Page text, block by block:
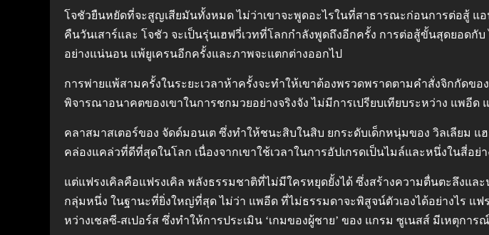
โจชัวยืนหยัดที่จะสูญเสียมันทั้งหมด ไม่ว่าเขาจะพูดอะไรในที่สาธารณะก่อนการต่อสู้
คืนวันเสาร์และ โจชัว จะเป็นรุ่นเฮฟวี่เวทที่โลกกำลังพูดถึงอีกครั้ง การต่อสู้ขั้นสุดยอด
อย่างแน่นอน แพ้ยูเครนอีกครั้งและภาพจะแตกต่างออกไป
การพ่ายแพ้สามครั้งในระยะเวลาห้าครั้งจะทำให้เขาต้องพรวดพราดตามคำสั่งจิกกัดข
พิจารณาอนาคตของเขาในการชกมวยอย่างจริงจัง ไม่มีการเปรียบเทียบระหว่าง แพอีด
คลาสมาสเตอร์ของ จัดด์มอนเต ซึ่งทำให้ชนะสิบในสิบ ยกระดับเด็กหนุ่มของ วิลเลียม
คล่องแคล่วที่ดีที่สุดในโลก เนื่องจากเขาใช้เวลาในการอัปเกรดเป็นไมล์และหนึ่งในสี่อย่า
แต่แฟรงเคิลคือแฟรงเคิล พลังธรรมชาติที่ไม่มีใครหยุดยั้งได้ ซึ่งสร้างความตื่นตะลึงแล
กลุ่มหนึ่ง ในฐานะที่ยิ่งใหญ่ที่สุด ไม่ว่า แพอีด ที่ไม่ธรรมดาจะพิสูจน์ตัวเองได้อย่างไร แ
หว่างเชลซี-สเปอร์ส ซึ่งทำให้การประเมิน ‘เกมของผู้ชาย’ ของ แกรม ซูเนสส์ มีเหตุกา